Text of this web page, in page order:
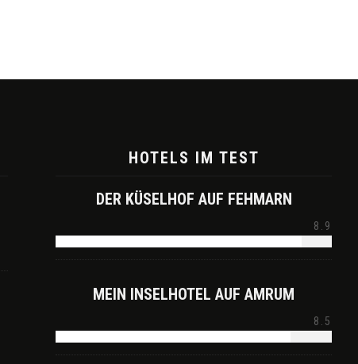
HOTELS IM TEST
DER KÜSELHOF AUF FEHMARN
8.9
MEIN INSELHOTEL AUF AMRUM
8.5